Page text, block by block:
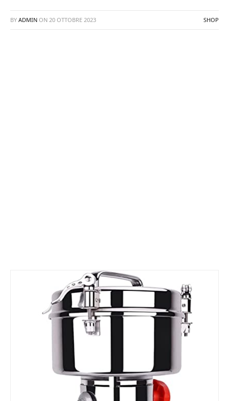
BY ADMIN ON 20 OTTOBRE 2023 SHOP